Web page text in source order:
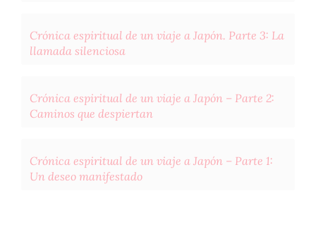
Crónica espiritual de un viaje a Japón. Parte 3: La
llamada silenciosa
Crónica espiritual de un viaje a Japón – Parte 2:
Caminos que despiertan
Crónica espiritual de un viaje a Japón – Parte 1:
Un deseo manifestado